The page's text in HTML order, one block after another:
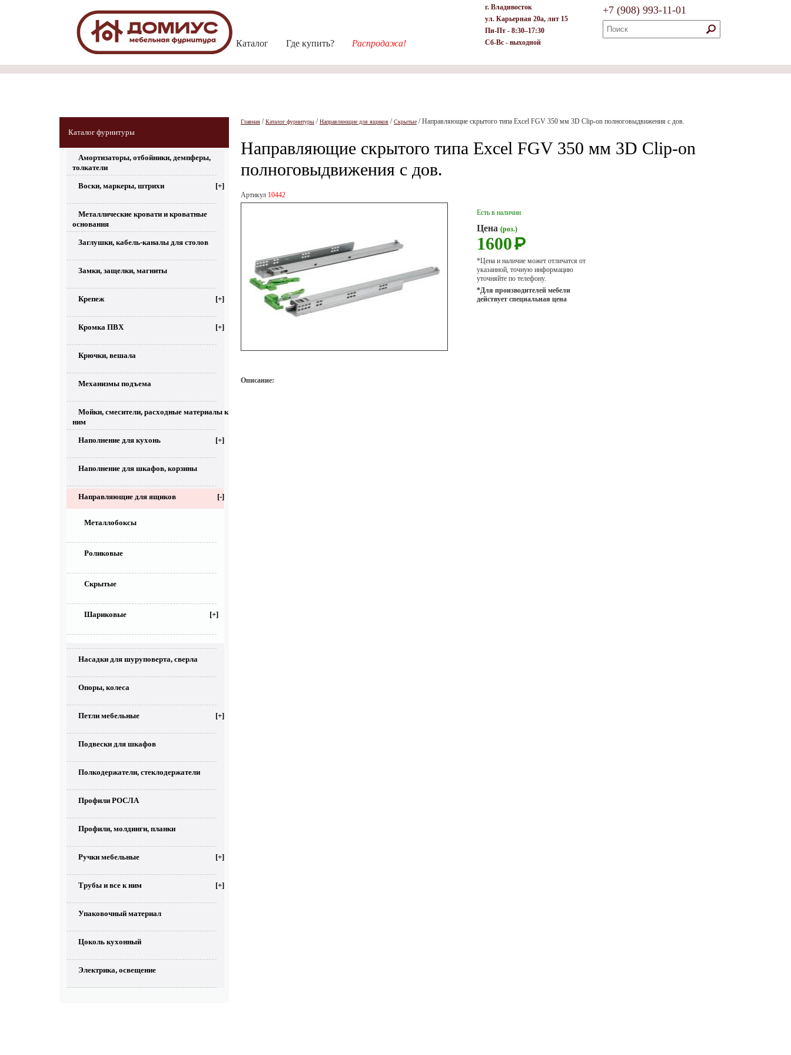
Каталог Где купить? Распродажа!
г. Владивосток
ул. Карьерная 20а, лит 15
Пн-Пт - 8:30–17:30
Сб-Вс - выходной
+7 (908) 993-11-01
Каталог фурнитуры
Амортизаторы, отбойники, демпферы,
толкатели
Воски, маркеры, штрихи [+]
Металлические кровати и кроватные
основания
Заглушки, кабель-каналы для столов
Замки, защелки, магниты
Крепеж [+]
Кромка ПВХ [+]
Крючки, вешала
Механизмы подъема
Мойки, смесители, расходные материалы к
ним
Наполнение для кухонь [+]
Наполнение для шкафов, корзины
Направляющие для ящиков [-]
Металлобоксы
Роликовые
Скрытые
Шариковые [+]
Насадки для шуруповерта, сверла
Опоры, колеса
Петли мебельные [+]
Подвески для шкафов
Полкодержатели, стеклодержатели
Профили РОСЛА
Профили, молдинги, планки
Ручки мебельные [+]
Трубы и все к ним [+]
Упаковочный материал
Цоколь кухонный
Электрика, освещение
Главная /Каталог фурнитуры /Направляющие для ящиков /Скрытые /Направляющие скрытого типа Excel FGV 350 мм 3D Clip-on полноговыдвижения с дов.
Направляющие скрытого типа Excel FGV 350 мм 3D Clip-on
полноговыдвижения с дов.
Артикул 10442
Есть в наличии
Цена (роз.)
1600Р
*Цена и наличие может отличатся от
указанной, точную информацию
уточняйте по телефону.
*Для производителей мебели
действует специальная цена
Описание: